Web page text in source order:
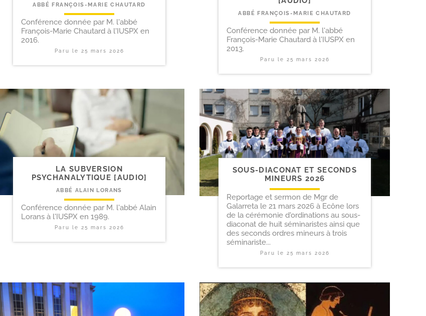
ABBÉ FRANÇOIS-MARIE CHAUTARD
Conférence donnée par M. l'abbé
François-Marie Chautard à l'IUSPX en
2016.
Paru le 25 mars 2026
ABBÉ FRANÇOIS-MARIE CHAUTARD
Conférence donnée par M. l'abbé
François-Marie Chautard à l'IUSPX en
2013.
Paru le 25 mars 2026
LA SUBVERSION
PSYCHANALYTIQUE [AUDIO]
ABBÉ ALAIN LORANS
Conférence donnée par M. l'abbé Alain
Lorans à l'IUSPX en 1989.
Paru le 25 mars 2026
SOUS-​DIACONAT ET SECONDS
MINEURS 2026
Reportage et sermon de Mgr de
Galarreta le 21 mars 2026 à Ecône lors
de la cérémonie d'ordinations au sous-
diaconat de huit séminaristes ainsi que
des seconds ordres mineurs à trois
séminariste...
Paru le 25 mars 2026